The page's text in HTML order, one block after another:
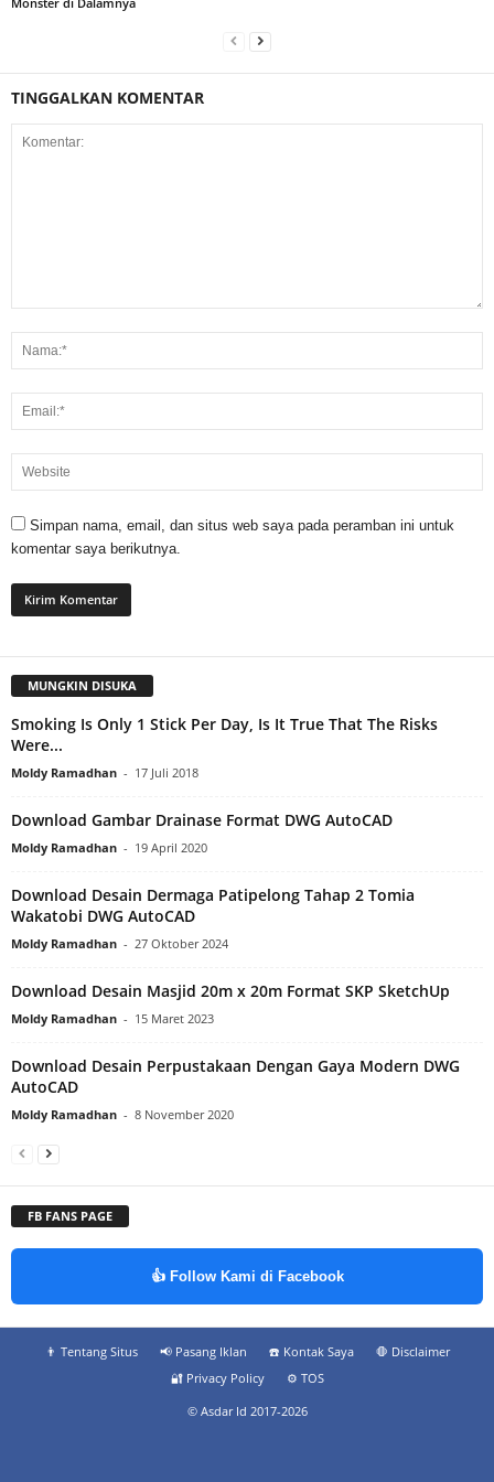
TINGGALKAN KOMENTAR
Simpan nama, email, dan situs web saya pada peramban ini untuk
komentar saya berikutnya.
MUNGKIN DISUKA
Smoking Is Only 1 Stick Per Day, Is It True That The Risks
Were...
Moldy Ramadhan - 17 Juli 2018
Download Gambar Drainase Format DWG AutoCAD
Moldy Ramadhan - 19 April 2020
Download Desain Dermaga Patipelong Tahap 2 Tomia
Wakatobi DWG AutoCAD
Moldy Ramadhan - 27 Oktober 2024
Download Desain Masjid 20m x 20m Format SKP SketchUp
Moldy Ramadhan - 15 Maret 2023
Download Desain Perpustakaan Dengan Gaya Modern DWG
AutoCAD
Moldy Ramadhan - 8 November 2020
FB FANS PAGE
👍 Follow Kami di Facebook
👨‍ Tentang Situs 📢 Pasang Iklan ☎️ Kontak Saya
🛑 Disclaimer
🔐 Privacy Policy
⚙️ TOS
© Asdar Id 2017-2026